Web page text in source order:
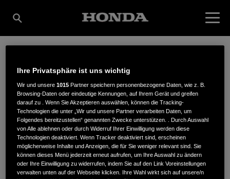
THOMAS SUMMER
LANDMASCHINEN
E.K.
Ihre Privatsphäre ist uns wichtig
Wir und unsere1015 Partner speichern personenbezogene Daten, wie z. B.
Browsing-Daten oder eindeutige Kennungen, auf Ihrem Gerät und greifen
darauf zu . Wenn Sie Akzeptieren auswählen, können die Tracking-
Technologien die unter „Wir und unsere Partner verarbeiten Daten, um
Folgendes bereitzustellen“ genannten Zwecke unterstützen. . Durch Auswahl
von Alle ablehnen oder durch Widerruf Ihrer Einwilligung werden diese
Technologien deaktiviert. Wenn Tracker deaktiviert sind, erscheinen
möglicherweise Inhalte und Anzeigen, die für Sie weniger relevant sind. Sie
können dieses Menü jederzeit erneut aufrufen, um Ihre Auswahl zu ändern
oder Ihre Einwilligung zu widerrufen, indem Sie auf den Link Voreinstellungen
verwalten unten auf der Webseite klicken. Ihre Wahl wirkt sich auf unsere/n